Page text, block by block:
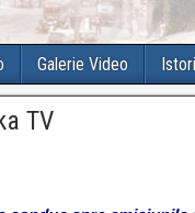
Galerie Video
TV